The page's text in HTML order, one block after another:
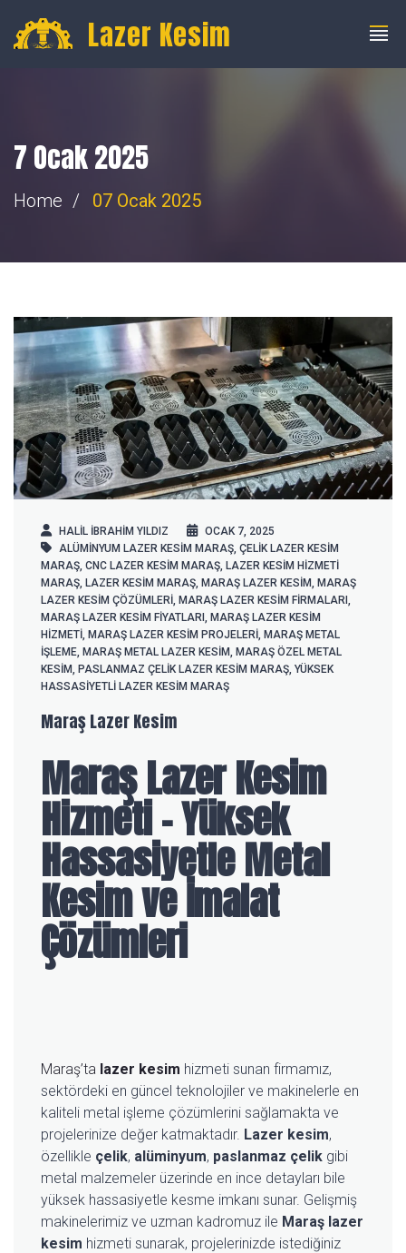
info@fibercnclazer.com
Lazer Kesim
7 Ocak 2025
Home 07 Ocak 2025
HALIL IBRAHIM YILDIZ
OCAK 7, 2025
ALÜMINYUM LAZER KESIM MARAŞ, ÇELIK LAZER KESIM
MARAŞ, CNC LAZER KESIM MARAŞ, LAZER KESIM HIZMETI
MARAŞ, LAZER KESIM MARAŞ, MARAŞ LAZER KESIM, MARAŞ
LAZER KESIM ÇÖZÜMLERI, MARAŞ LAZER KESIM FIRMALARI ,
MARAŞ LAZER KESIM FIYATLARI , MARAŞ LAZER KESIM
HIZMETI, MARAŞ LAZER KESIM PROJELERI, MARAŞ METAL
IŞLEME, MARAŞ METAL LAZER KESIM, MARAŞ ÖZEL METAL
KESIM, PASLANMAZ ÇELIK LAZER KESIM MARAŞ, YÜKSEK
HASSASIYETLI LAZER KESIM MARAŞ
Maraş Lazer Kesim
Maraş Lazer Kesim
Hizmeti – Yüksek
Hassasiyetle Metal
Kesim ve İmalat
Çözümleri
Maraş’ta lazer kesim hizmeti sunan firmamız,
sektördeki en güncel teknolojiler ve makinelerle en
kaliteli metal işleme çözümlerini sağlamakta ve
projelerinize değer katmaktadır. Lazer kesim,
özellikle çelik, alüminyum, paslanmaz çelik gibi
metal malzemeler üzerinde en ince detayları bile
yüksek hassasiyetle kesme imkanı sunar. Gelişmiş
makinelerimiz ve uzman kadromuz ile Maraş lazer
kesim hizmeti sunarak, projelerinizde istediğiniz